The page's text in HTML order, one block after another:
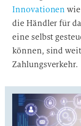
Innovationen
die Händler für
eine selbst
können, sind
Zahlungsverkehr.